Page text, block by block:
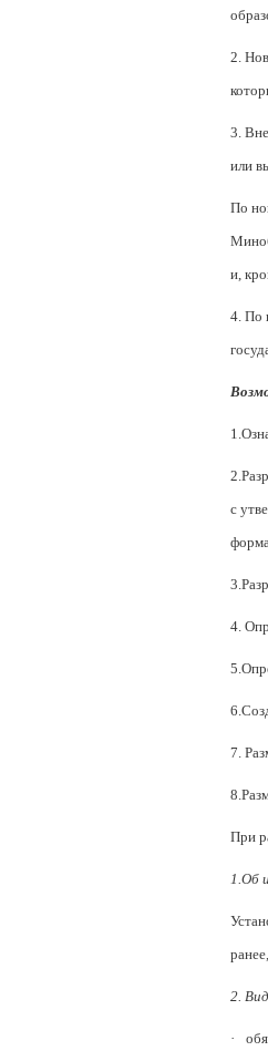
2.
3.
или
По
и,
4. По
с
4.
7.
При
1.Об
ранее,
2.
·